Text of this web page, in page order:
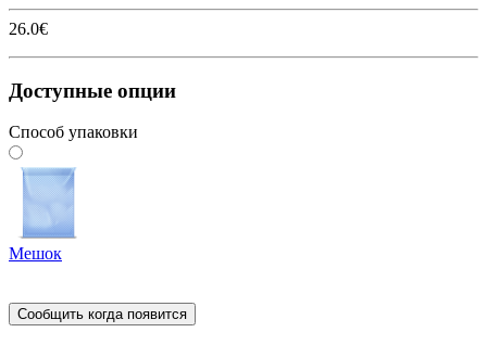
26.0€
Доступные опции
Способ упаковки
Мешок
Сообщить когда появится